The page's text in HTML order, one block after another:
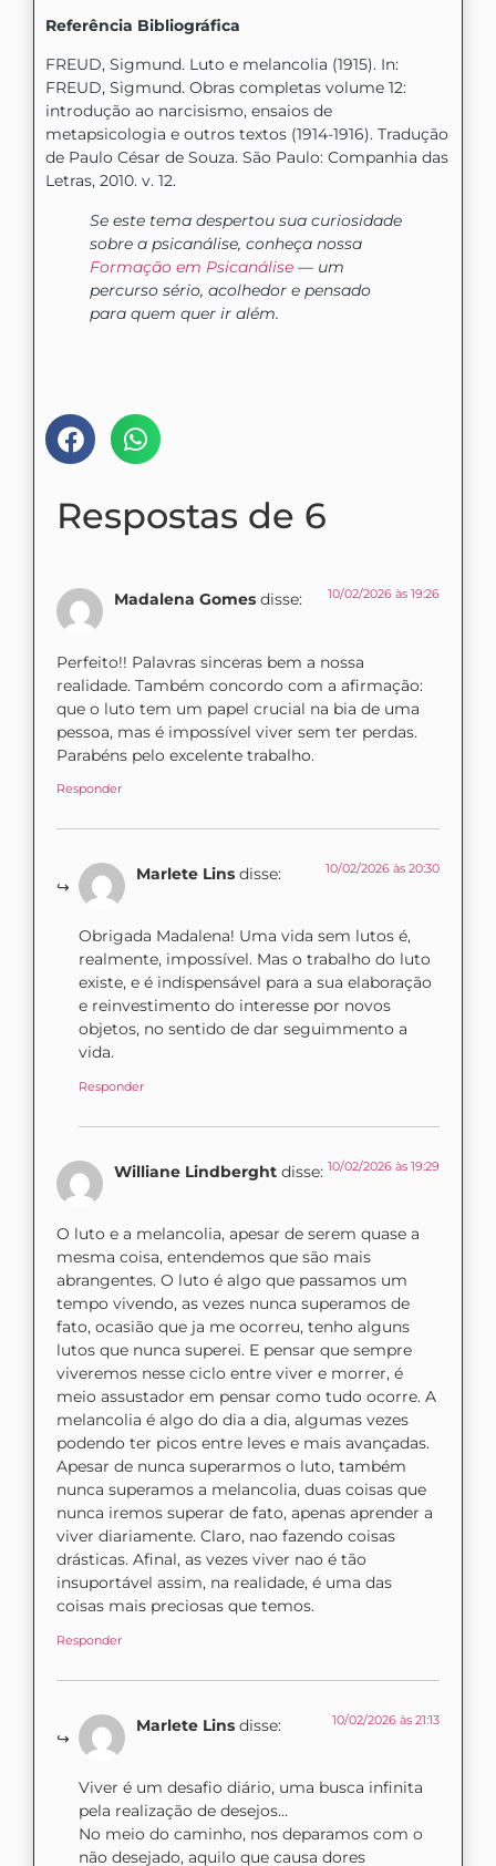
Referência Bibliográfica
FREUD, Sigmund. Luto e melancolia (1915). In:
FREUD, Sigmund. Obras completas volume 12:
introdução ao narcisismo, ensaios de
metapsicologia e outros textos (1914-1916). Tradução
de Paulo César de Souza. São Paulo: Companhia das
Letras, 2010. v. 12.
Se este tema despertou sua curiosidade
sobre a psicanálise, conheça nossa
Formação em Psicanálise — um
percurso sério, acolhedor e pensado
para quem quer ir além.
Respostas de 6
Madalena Gomes disse: 10/02/2026 às 19:26
Perfeito!! Palavras sinceras bem a nossa
realidade. Também concordo com a afirmação:
que o luto tem um papel crucial na bia de uma
pessoa, mas é impossível viver sem ter perdas.
Parabéns pelo excelente trabalho.
Responder
Marlete Lins disse: 10/02/2026 às 20:30
Obrigada Madalena! Uma vida sem lutos é,
realmente, impossível. Mas o trabalho do luto
existe, e é indispensável para a sua elaboração
e reinvestimento do interesse por novos
objetos, no sentido de dar seguimmento a
vida.
Responder
Williane Lindberght disse: 10/02/2026 às 19:29
O luto e a melancolia, apesar de serem quase a
mesma coisa, entendemos que são mais
abrangentes. O luto é algo que passamos um
tempo vivendo, as vezes nunca superamos de
fato, ocasião que ja me ocorreu, tenho alguns
lutos que nunca superei. E pensar que sempre
viveremos nesse ciclo entre viver e morrer, é
meio assustador em pensar como tudo ocorre. A
melancolia é algo do dia a dia, algumas vezes
podendo ter picos entre leves e mais avançadas.
Apesar de nunca superarmos o luto, também
nunca superamos a melancolia, duas coisas que
nunca iremos superar de fato, apenas aprender a
viver diariamente. Claro, nao fazendo coisas
drásticas. Afinal, as vezes viver nao é tão
insuportável assim, na realidade, é uma das
coisas mais preciosas que temos.
Responder
Marlete Lins disse: 10/02/2026 às 21:13
Viver é um desafio diário, uma busca infinita
pela realização de desejos…
No meio do caminho, nos deparamos com o
não desejado, aquilo que causa dores